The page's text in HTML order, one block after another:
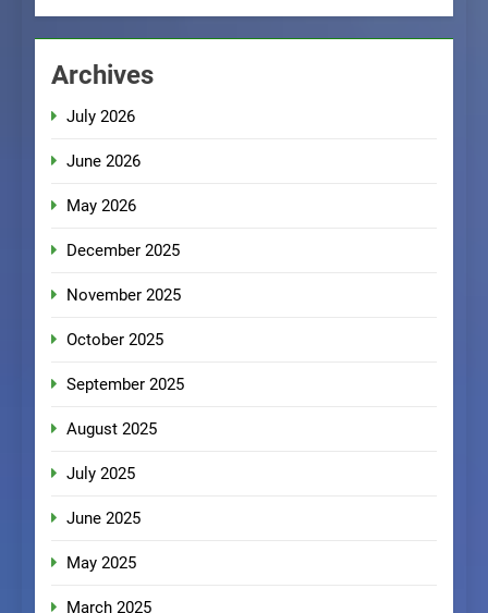
Archives
July 2026
June 2026
May 2026
December 2025
November 2025
October 2025
September 2025
August 2025
July 2025
June 2025
May 2025
March 2025